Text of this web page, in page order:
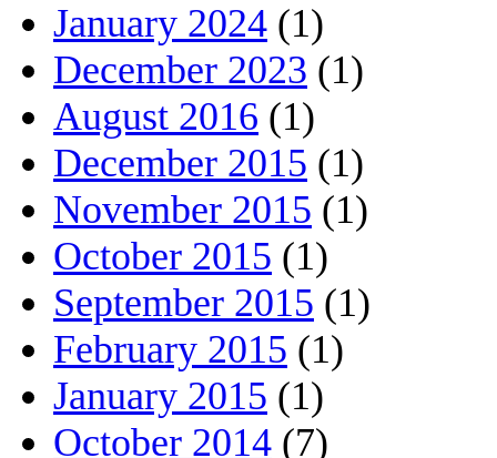
January 2024 (1)
December 2023 (1)
August 2016 (1)
December 2015 (1)
November 2015 (1)
October 2015 (1)
September 2015 (1)
February 2015 (1)
January 2015 (1)
October 2014 (7)